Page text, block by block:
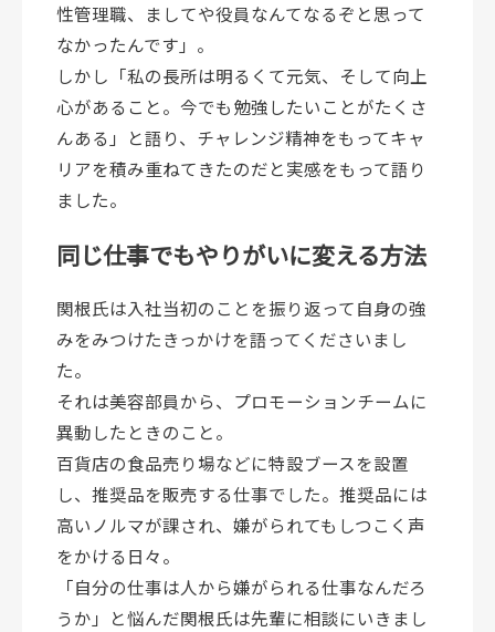
性管理職、ましてや役員なんてなるぞと思って
なかったんです」。
しかし「私の長所は明るくて元気、そして向上
心があること。今でも勉強したいことがたくさ
んある」と語り、チャレンジ精神をもってキャ
リアを積み重ねてきたのだと実感をもって語り
ました。
同じ仕事でもやりがいに変える方法
関根氏は入社当初のことを振り返って自身の強
みをみつけたきっかけを語ってくださいまし
た。
それは美容部員から、プロモーションチームに
異動したときのこと。
百貨店の食品売り場などに特設ブースを設置
し、推奨品を販売する仕事でした。推奨品には
高いノルマが課され、嫌がられてもしつこく声
をかける日々。
「自分の仕事は人から嫌がられる仕事なんだろ
うか」と悩んだ関根氏は先輩に相談にいきまし